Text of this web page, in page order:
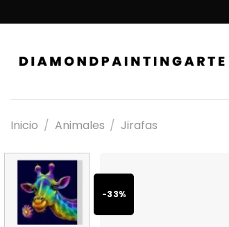
Inicio / Animales / Jirafas
-33%